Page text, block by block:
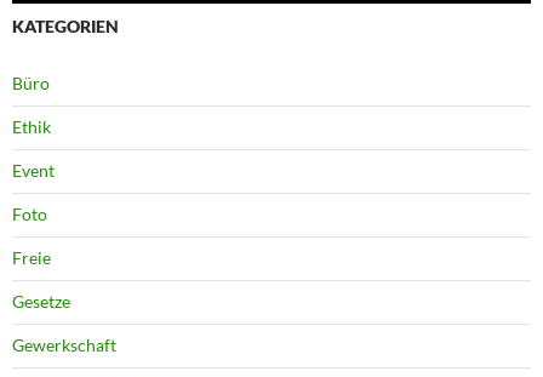
KATEGORIEN
Büro
Ethik
Event
Foto
Freie
Gesetze
Gewerkschaft